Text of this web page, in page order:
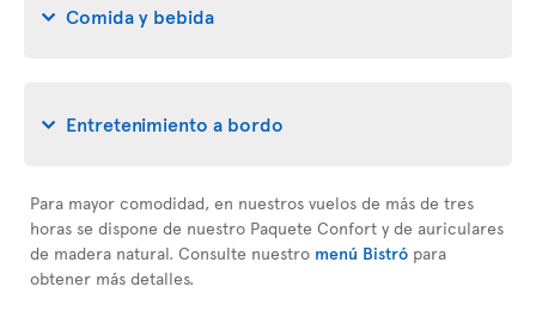
Comida y bebida
Entretenimiento a bordo
Para mayor comodidad, en nuestros vuelos de más de tres
horas se dispone de nuestro Paquete Confort y de auriculares
de madera natural. Consulte nuestro menú Bistró para
obtener más detalles.